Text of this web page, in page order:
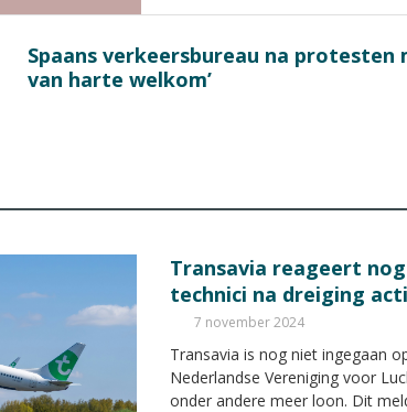
verkeersbureau na protesten
harte welkom’
Transavia reageert
technici na dreiging
7 november 2024
Transavia is nog niet ingegaan
Nederlandse Vereniging voor
onder andere meer loon. Dit